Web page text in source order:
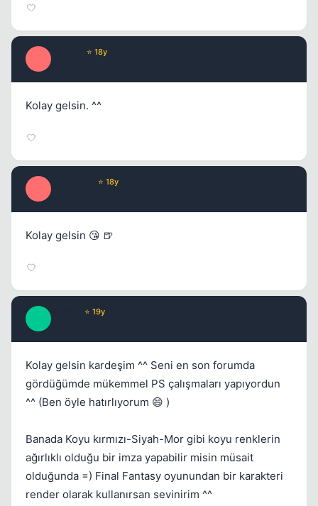
⭐ 18y
Kolay gelsin. ^^
⭐ 18y
Kolay gelsin 😘 🍺
⭐ 19y
Kolay gelsin kardeşim ^^ Seni en son forumda
gördüğümde mükemmel PS çalışmaları yapıyordun
^^ (Ben öyle hatırlıyorum 😄 )
Banada Koyu kırmızı-Siyah-Mor gibi koyu renklerin
ağırlıklı olduğu bir imza yapabilir misin müsait
olduğunda =) Final Fantasy oyunundan bir karakteri
render olarak kullanırsan sevinirim ^^
Kapat